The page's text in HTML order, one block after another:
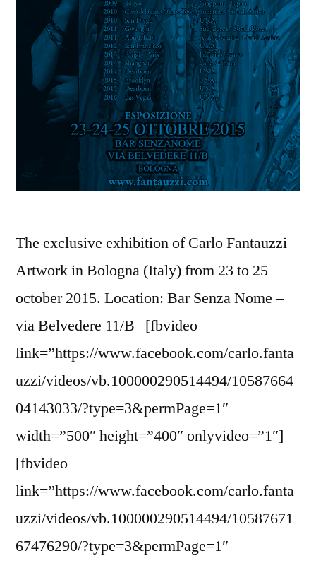
The exclusive exhibition of Carlo Fantauzzi
Artwork in Bologna (Italy) from 23 to 25
october 2015. Location: Bar Senza Nome –
via Belvedere 11/B [fbvideo
link=”https://www.facebook.com/carlo.fanta
uzzi/videos/vb.100000290514494/10587664
04143033/?type=3&permPage=1″
width=”500″ height=”400″ onlyvideo=”1″]
[fbvideo
link=”https://www.facebook.com/carlo.fanta
uzzi/videos/vb.100000290514494/10587671
67476290/?type=3&permPage=1″